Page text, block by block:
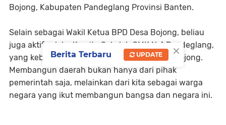
Bojong, Kabupaten Pandeglang Provinsi Banten.
Selain sebagai Wakil Ketua BPD Desa Bojong, beliau
juga aktif selaku Komite Sekolah SMK N 4 Pandeglang,
yang kebetulan domisili Sekolahnya didesa Bojong.
Membangun daerah bukan hanya dari pihak
pemerintah saja, melainkan dari kita sebagai warga
negara yang ikut membangun bangsa dan negara ini.
×
Berita Terbaru UPDATE